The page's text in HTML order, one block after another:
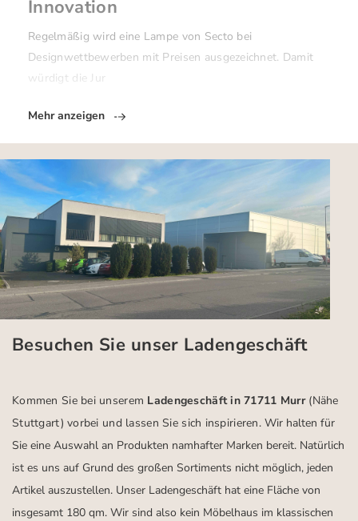
Innovation
Regelmäßig wird eine Lampe von Secto bei
Designwettbewerben mit Preisen ausgezeichnet. Damit
würdigt die Jur
Mehr anzeigen
Besuchen Sie unser Ladengeschäft
Kommen Sie bei unserem Ladengeschäft in 71711 Murr (Nähe
Stuttgart) vorbei und lassen Sie sich inspirieren.Wir halten für
Sie eine Auswahl an Produkten namhafter Marken bereit. Natürlich
ist es uns auf Grund des großen Sortiments nicht möglich, jeden
Artikel auszustellen. Unser Ladengeschäft hat eine Fläche von
insgesamt 180 qm. Wir sind also kein Möbelhaus im klassischen